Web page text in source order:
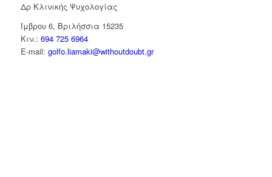
Δρ Κλινικής Ψυχολογίας
Ίμβρου 6, Βριλήσσια 15235
Κιν.: 694 725 6964
E-mail: golfo.liamaki@withoutdoubt.gr